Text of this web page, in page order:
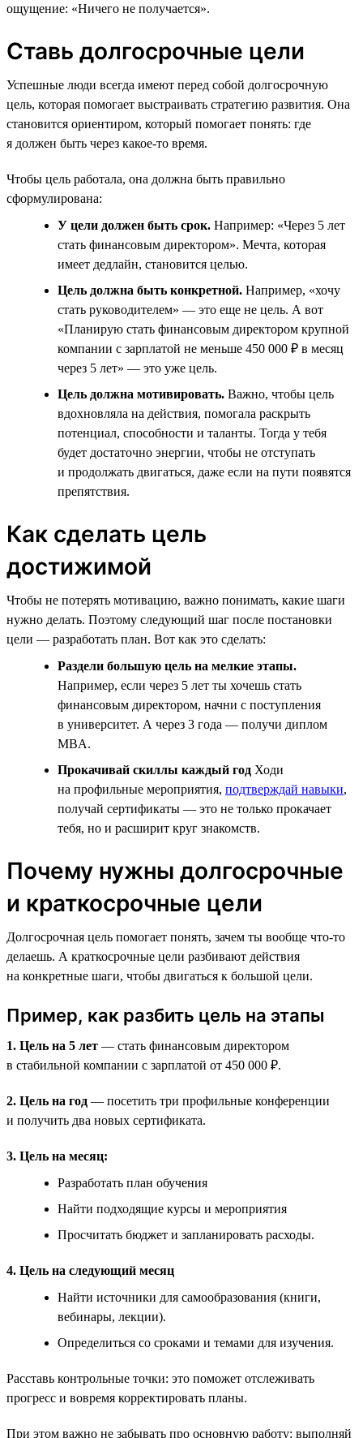
ощущение: «Ничего не получается».
Ставь долгосрочные цели
Успешные люди всегда имеют перед собой долгосрочную
цель, которая помогает выстраивать стратегию развития. Она
становится ориентиром, который помогает понять: где
я должен быть через какое-то время.
Чтобы цель работала, она должна быть правильно
сформулирована:
У цели должен быть срок. Например: «Через 5 лет
стать финансовым директором». Мечта, которая
имеет дедлайн, становится целью.
Цель должна быть конкретной. Например, «хочу
стать руководителем» — это еще не цель. А вот
«Планирую стать финансовым директором крупной
компании с зарплатой не меньше 450 000 ₽ в месяц
через 5 лет» — это уже цель.
Цель должна мотивировать. Важно, чтобы цель
вдохновляла на действия, помогала раскрыть
потенциал, способности и таланты. Тогда у тебя
будет достаточно энергии, чтобы не отступать
и продолжать двигаться, даже если на пути появятся
препятствия.
Как сделать цель
достижимой
Чтобы не потерять мотивацию, важно понимать, какие шаги
нужно делать. Поэтому следующий шаг после постановки
цели — разработать план. Вот как это сделать:
Раздели большую цель на мелкие этапы.
Например, если через 5 лет ты хочешь стать
финансовым директором, начни с поступления
в университет. А через 3 года — получи диплом
MBA.
Прокачивай скиллы каждый год Ходи
на профильные мероприятия, подтверждай навыки,
получай сертификаты — это не только прокачает
тебя, но и расширит круг знакомств.
Почему нужны долгосрочные
и краткосрочные цели
Долгосрочная цель помогает понять, зачем ты вообще что-то
делаешь. А краткосрочные цели разбивают действия
на конкретные шаги, чтобы двигаться к большой цели.
Пример, как разбить цель на этапы
1. Цель на 5 лет — стать финансовым директором
в стабильной компании с зарплатой от 450 000 ₽.
2. Цель на год — посетить три профильные конференции
и получить два новых сертификата.
3. Цель на месяц:
Разработать план обучения
Найти подходящие курсы и мероприятия
Просчитать бюджет и запланировать расходы.
4. Цель на следующий месяц
Найти источники для самообразования (книги,
вебинары, лекции).
Определиться со сроками и темами для изучения.
Расставь контрольные точки: это поможет отслеживать
прогресс и вовремя корректировать планы.
При этом важно не забывать про основную работу: выполняй